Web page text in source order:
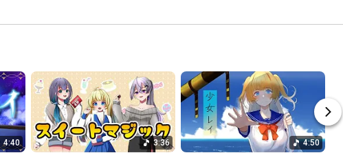
4:40 3:36 4:50